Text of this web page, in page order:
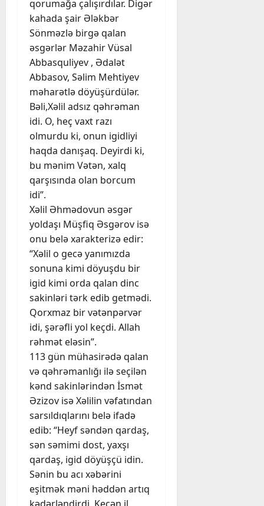
qorumağa çalışırdılar. Digər
kahada şair Ələkbər
Sönməzlə birgə qalan
əsgərlər Məzahir Vüsal
Abbasquliyev , Ədalət
Abbasov, Səlim Mehtiyev
məharətlə döyüşürdülər.
Bəli,Xəlil adsız qəhrəman
idi. O, heç vaxt razı
olmurdu ki, onun igidliyi
haqda danışaq. Deyirdi ki,
bu mənim Vətən, xalq
qarşısında olan borcum
idi”.
Xəlil Əhmədovun əsgər
yoldaşı Müşfiq Əsgərov isə
onu belə xarakterizə edir:
“Xəlil o gecə yanımızda
sonuna kimi döyuşdu bir
igid kimi orda qalan dinc
sakinləri tərk edib getmədi.
Qorxmaz bir vətənpərvər
idi, şərəfli yol keçdi. Allah
rəhmət eləsin”.
113 gün mühasirədə qalan
və qəhrəmanlığı ilə seçilən
kənd sakinlərindən İsmət
Əzizov isə Xəlilin vəfatından
sarsıldıqlarını belə ifadə
edib: “Heyf səndən qardaş,
sən səmimi dost, yaxşı
qardaş, igid döyüşçü idin.
Sənin bu acı xəbərini
eşitmək məni həddən artıq